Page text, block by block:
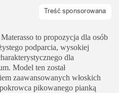
to propozycja dla osób
podparcia, wysokiej
dla
Model ten został
zaawansowanych włoskich
pikowanego pianką